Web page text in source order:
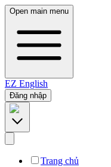
Open main menu
EZ English
Đăng nhập
Trang chủ